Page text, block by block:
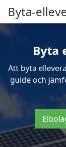
Byta-
Byta
Att byta
guide och